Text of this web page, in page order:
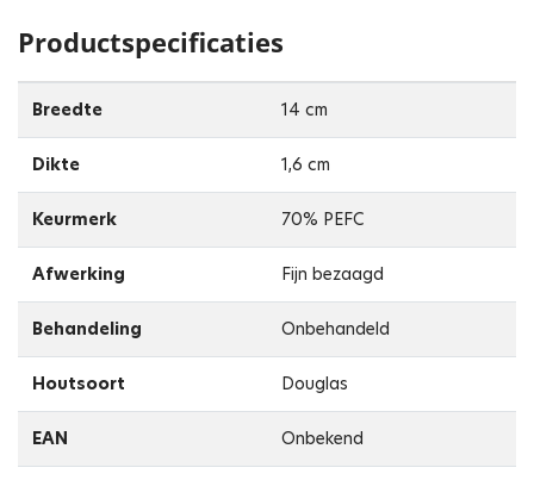
Productspecificaties
Breedte 14 cm
Dikte 1,6 cm
Keurmerk 70% PEFC
Afwerking Fijn bezaagd
Behandeling Onbehandeld
Houtsoort Douglas
EAN Onbekend